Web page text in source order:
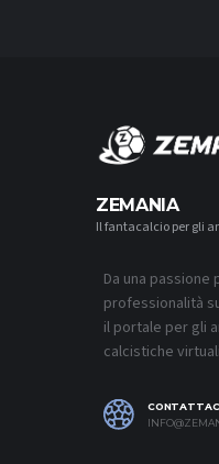
ZEMANIA
Il fantacalcio per gli
Da una
professionalità
il portale per gli
calcistiche